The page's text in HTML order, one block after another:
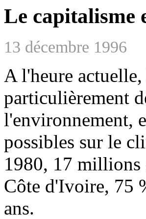
Le capitalisme
13 décembre 1996
A l'heure
particulièrement
l'environnement,
possibles sur le
1980, 17 millions
Côte d'Ivoire, 75
ans.